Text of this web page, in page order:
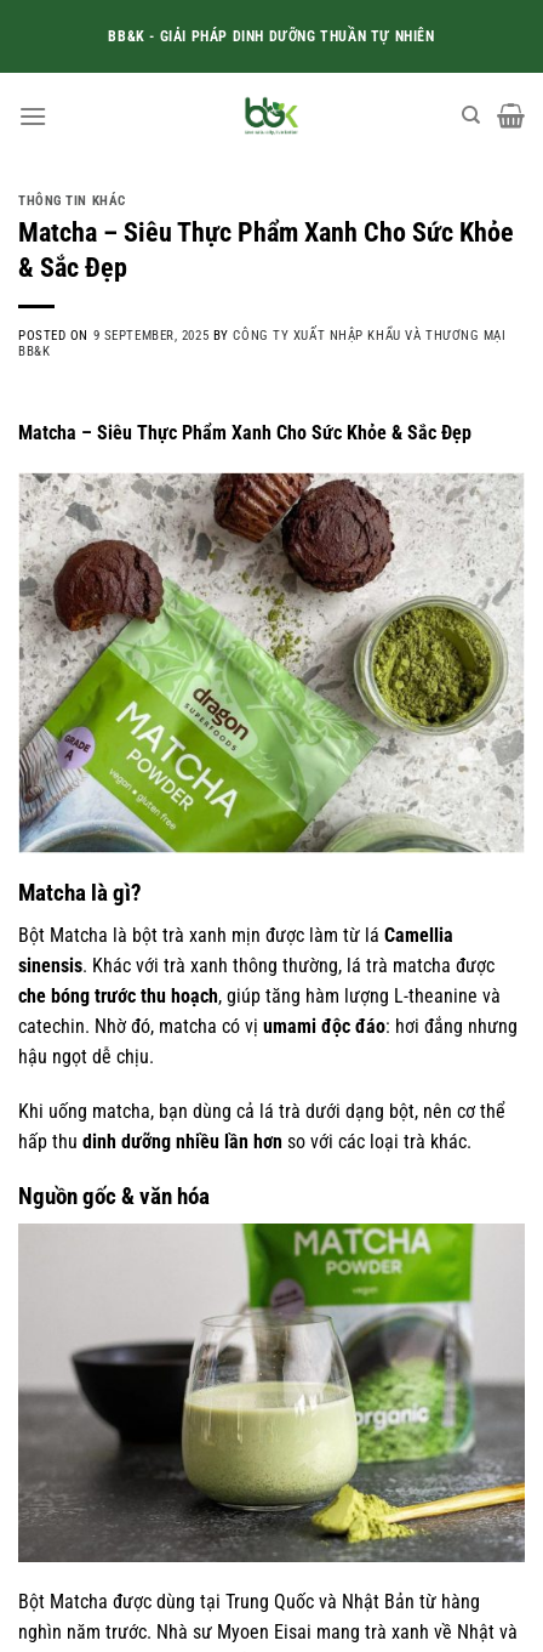
content
BB&K - GIẢI PHÁP DINH DƯỠNG THUẦN TỰ NHIÊN
THÔNG TIN KHÁC
Matcha – Siêu Thực Phẩm Xanh Cho Sức Khỏe
& Sắc Đẹp
POSTED ON 9 SEPTEMBER, 2025 BYCÔNG TY XUẤT NHẬP KHẨU VÀ THƯƠNG MẠI
BB&K
Matcha – Siêu Thực Phẩm Xanh Cho Sức Khỏe & Sắc Đẹp
Matcha là gì?
Bột Matcha là bột trà xanh mịn được làm từ lá Camellia
sinensis. Khác với trà xanh thông thường, lá trà matcha được
che bóng trước thu hoạch, giúp tăng hàm lượng L-theanine và
catechin. Nhờ đó, matcha có vị umami độc đáo: hơi đắng nhưng
hậu ngọt dễ chịu.
Khi uống matcha, bạn dùng cả lá trà dưới dạng bột, nên cơ thể
hấp thu dinh dưỡng nhiều lần hơn so với các loại trà khác.
Nguồn gốc & văn hóa
Bột Matcha được dùng tại Trung Quốc và Nhật Bản từ hàng
nghìn năm trước. Nhà sư Myoen Eisai mang trà xanh về Nhật và